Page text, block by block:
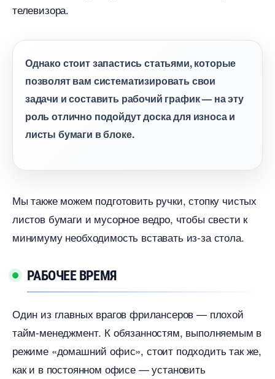
телевизора.
Однако стоит запастись статьями, которые
позволят вам систематизировать свои
задачи и составить рабочий график — на эту
роль отлично подойдут доска для износа и
листы бумаги в блоке.
Мы также можем подготовить ручки, стопку чистых
листов бумаги и мусорное ведро, чтобы свести к
минимуму необходимость вставать из-за стола.
РАБОЧЕЕ ВРЕМЯ
Один из главных врагов фрилансеров — плохой
тайм-менеджмент. К обязанностям, выполняемым
режиме «домашний офис», стоит подходить так же,
как и в постоянном офисе — установить